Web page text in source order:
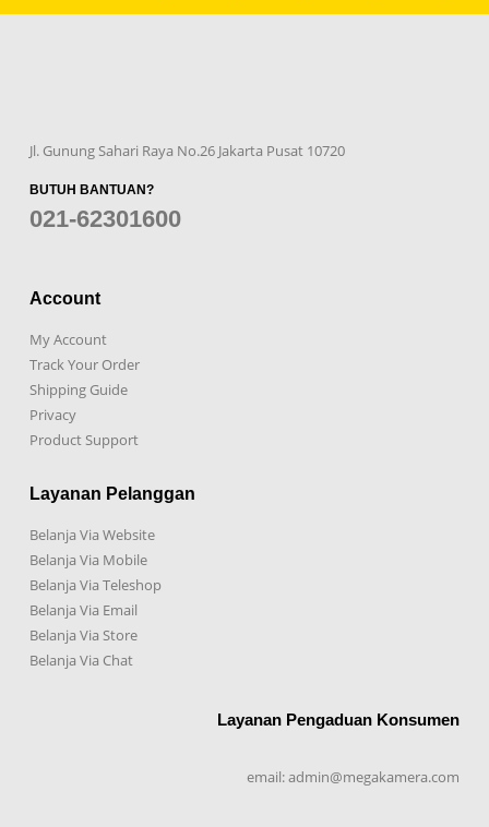
Jl. Gunung Sahari Raya No.26 Jakarta Pusat 10720
BUTUH BANTUAN?
021-62301600
Account
My Account
Track Your Order
Shipping Guide
Privacy
Product Support
Layanan Pelanggan
Belanja Via Website
Belanja Via Mobile
Belanja Via Teleshop
Belanja Via Email
Belanja Via Store
Belanja Via Chat
Layanan Pengaduan Konsumen
email: admin@megakamera.com